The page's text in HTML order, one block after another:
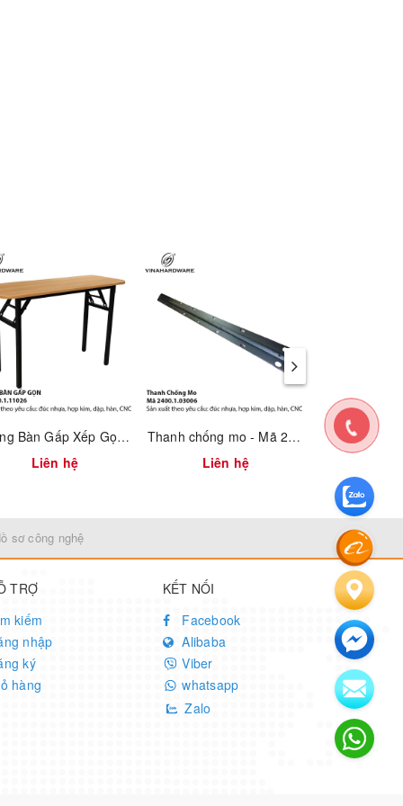
Khung Bàn Gấp Xếp Gọn – Mã 2300.1.11026 | Vinahardware
Liên hệ
Thanh chống mo - Mã 2400.1.03006
Liên hệ
sơ công nghệ
TRỢ
kiếm
nhập
ký
hàng
KẾT NỐI
Facebook
Alibaba
Viber
whatsapp
Zalo